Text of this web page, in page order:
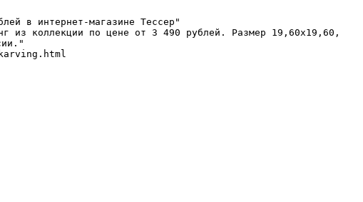
в интернет-магазине Тессер"
из коллекции по цене от 3 490 рублей. Размер 19,60x19,60,